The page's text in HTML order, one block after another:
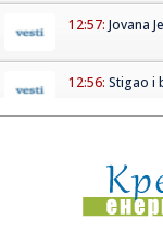
12:57: Jovana
12:56: Stigao i
12:51: